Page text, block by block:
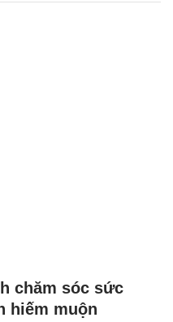
chăm sóc sức
hiếm muộn